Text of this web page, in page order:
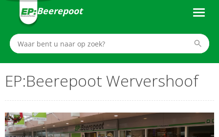
Beerepoot
EP:Beerepoot Wervershoof